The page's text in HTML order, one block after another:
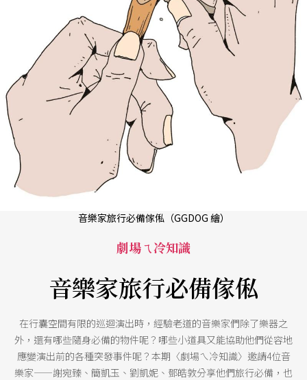
音樂家旅行必備傢俬（GGDOG 繪）
劇場ㄟ冷知識
音樂家旅行必備傢俬
在行囊空間有限的巡迴演出時，經驗老道的音樂家們除了樂器之
外，還有哪些隨身必備的物件呢？哪些小道具又能協助他們從容地
應變演出前的各種突發事件呢？本期〈劇場ㄟ冷知識〉邀請4位音
樂家——謝宛臻、簡凱玉、劉凱妮、鄧皓敦分享他們旅行必備，也